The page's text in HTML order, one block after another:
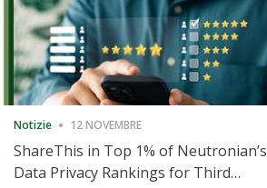
Notizie 12 NOVEMBRE
ShareThis in Top 1% of Neutronian’s
Data Privacy Rankings for Third